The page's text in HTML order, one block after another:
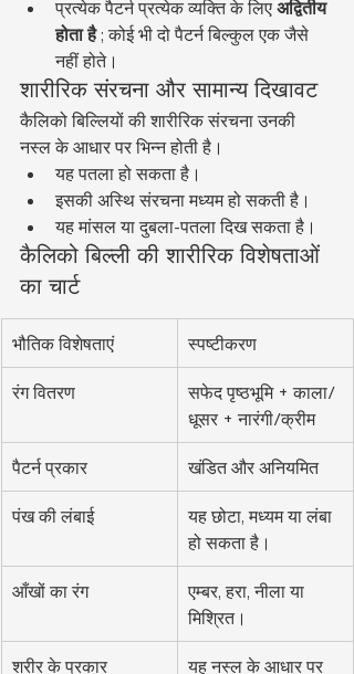
प्रत्येक पैटर्न प्रत्येक व्यक्ति के लिए अद्वितीय
होता है ; कोई भी दो पैटर्न बिल्कुल एक जैसे
नहीं होते।
शारीरिक संरचना और सामान्य दिखावट
कैलिको बिल्लियों की शारीरिक संरचना उनकी
नस्ल के आधार पर भिन्न होती है।
यह पतला हो सकता है।
इसकी अस्थि संरचना मध्यम हो सकती है।
यह मांसल या दुबला-पतला दिख सकता है।
कैलिको बिल्ली की शारीरिक विशेषताओं
का चार्ट
भौतिक विशेषताएं स्पष्टीकरण
रंग वितरण
सफेद पृष्ठभूमि + काला/
धूसर + नारंगी/क्रीम
पैटर्न प्रकार खंडित और अनियमित
पंख की लंबाई
यह छोटा, मध्यम या लंबा
हो सकता है।
आँखों का रंग
एम्बर, हरा, नीला या
मिश्रित।
शरीर के प्रकार
यह नस्ल के आधार पर